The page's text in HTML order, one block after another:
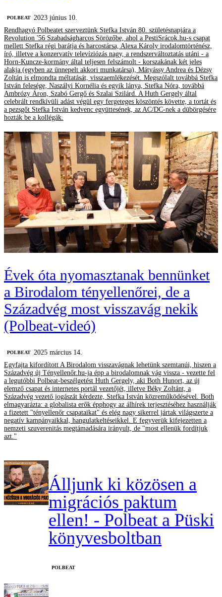
‎POLBEAT 2023 június 10.
Rendhagyó Polbeatet szerveztünk Stefka István 80. születésnapjára a
Revolution '56 Szabadságharcos Sörözőbe, ahol a PestiSrácok.hu-s csapat
mellett Stefka régi barátja és harcostársa, Alexa Károly irodalomtörténész,
író, illetve a konzervatív televíziózás nagy, a rendszerváltoztatás utáni - a
Horn-Kuncze-kormány által teljesen felszámolt - korszakának két jeles
alakja (egyben az ünnepelt akkori munkatársa), Mátyássy Andrea és Dézsy
Zoltán is elmondta méltatását, visszaemlékezését. Megszólalt továbbá Stefka
István felesége, Naszályi Kornélia és egyik lánya, Stefka Nóra, továbbá
Ambrózy Áron, Szabó Gergő és Szalai Szilárd. A Huth Gergely által
celebrált rendkívüli adást végül egy fergeteges köszöntés követte, a tortát és
a pezsgőt Stefka István kedvenc együttesének, az AC/DC-nek a dübörgésére
hozták be a kollégák.
Évek óta nyomasztanak bennünket
a Birodalom tényellenőrei, de a
Századvég most visszavág nekik
(Polbeat-videó)
‎POLBEAT 2025 március 14.
Egyfajta kifordított A Birodalom visszavágnak lehetünk szemtanúi, hiszen a
Századvég új Tényellenőr.hu-ja épp a birodalomnak vág vissza - vezette fel
a legutóbbi Polbeat-beszélgetést Huth Gergely, aki Both Hunort, az új
elemző csapat és internetes portál vezetőjét, illetve Béky Zoltánt, a
Századvég vezető jogászát kérdezte, Stefka István közreműködésével. Both
elmagyarázta: a globalista erők épphogy az álhírek terjesztéséhez használják
a fizetett "tényellenőr csapataikat" és elég nagy sikerrel jártak világszerte a
negatív kampányaikkal, hangulatkeltéseikkel. E fegyverük kifejezetten a
nemzeti szuverenitás megtámadására irányult, de "most ellenük fordítjuk
azt."
Álljunk ki közösen a
migrációs paktum
ellen! - Polbeat a Püski
könyvesboltban
‎POLBEAT